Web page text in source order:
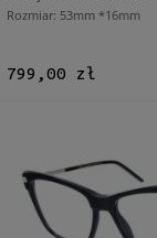
Rozmiar: 53mm *16mm
799,00 zł